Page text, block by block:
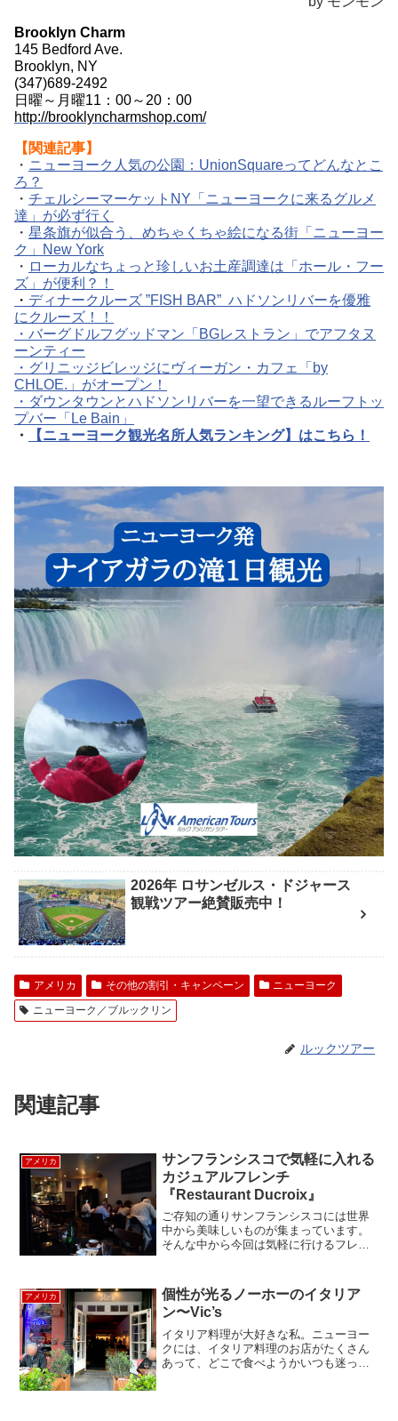
Brooklyn Charm
145 Bedford Ave.
Brooklyn, NY
(347)689-2492
日曜～月曜11：00～20：00
http://brooklyncharmshop.com/
【関連記事】
・ ニューヨーク人気の公園：UnionSquareってどんなとこ
ろ？
・ チェルシーマーケットNY「ニューヨークに来るグルメ
達」が必ず行く
・ 星条旗が似合う、めちゃくちゃ絵になる街「ニューヨー
ク」New York
・ ローカルなちょっと珍しいお土産調達は「ホール・フー
ズ」が便利？！
・ ディナークルーズ ”FISH BAR” ハドソンリバーを優雅
にクルーズ！！
・バーグドルフグッドマン「BGレストラン」でアフタヌ
ーンティー
・グリニッジビレッジにヴィーガン・カフェ「by
CHLOE.」がオープン！
・ダウンタウンとハドソンリバーを一望できるルーフトッ
プバー「Le Bain」
・
【ニューヨーク観光名所人気ランキング】はこちら！
2026年 ロサンゼルス・ドジャース
観戦ツアー絶賛販売中！
アメリカ その他の割引・キャンペーン
ニューヨーク
ニューヨーク／ブルックリン
ルックツアー
関連記事
アメリカ
サンフランシスコで気軽に入れる
カジュアルフレンチ
『Restaurant Ducroix』
ご存知の通りサンフランシスコには世界
中から美味しいものが集まっています。
そんな中から今回は気軽に行けるフレン
ンの間の路地を入ったところにあり、派
手な...
アメリカ
個性が光るノーホーのイタリア
ン〜Vic’s
イタリア料理が大好きな私。ニューヨー
クには、イタリア料理のお店がたくさん
あって、どこで食べようかいつも迷って